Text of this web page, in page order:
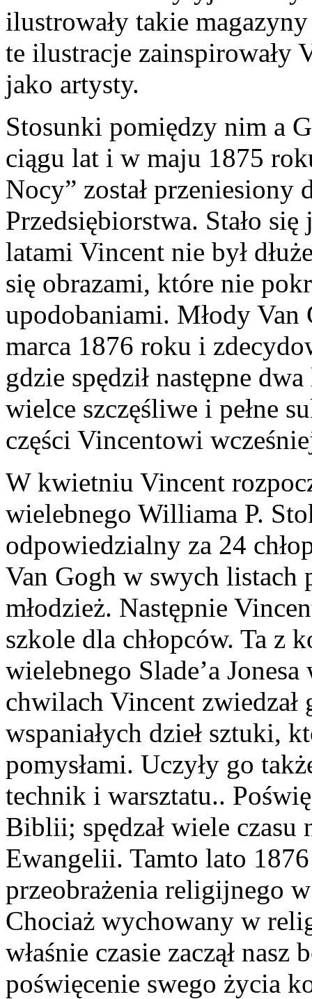
ilustrowały takie
te ilustracje zainspirowały
jako artysty.
Stosunki pomiędzy nim a
ciągu lat i w maju 1875
Nocy” został przeniesiony
Przedsiębiorstwa. Stało
latami Vincent nie był
się obrazami, które nie
upodobaniami. Młody
marca 1876 roku i
gdzie spędził następne
wielce szczęśliwe i pełne
części Vincentowi
W kwietniu Vincent
wielebnego Williama P.
odpowiedzialny za 24
Van Gogh w swych listach
młodzież. Następnie
szkole dla chłopców. Ta z
wielebnego Slade’a
chwilach Vincent
wspaniałych dzieł sztuki,
pomysłami. Uczyły go
technik i warsztatu..
Biblii; spędzał wiele
Ewangelii. Tamto lato
przeobrażenia religijnego
Chociaż wychowany w
właśnie czasie zaczął
poświęcenie swego życia